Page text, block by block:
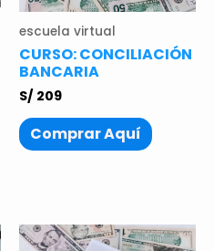
escuela virtual
CURSO: CONCILIACIÓN
BANCARIA
S/ 209
Comprar Aquí